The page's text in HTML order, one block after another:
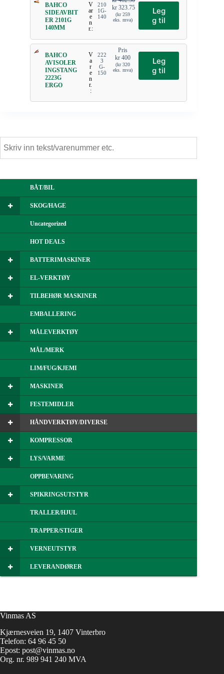
BAHCO
SIDEAVBIT
ER 2101G
140MM
V
ar
e
n
r.:
210
1G-
140
kr 323.75
(kr259
eks. mva)
Leg
g til
BAHCO
AVISOLER
INGSTANG
2223G
ERGO
V
a
r
e
n
r.
:
222
3
G-
150
Pris
kr 400
(kr320
eks. mva)
Leg
g til
BÅT/BIL
SKOG/HAGE
Uncategorized
HOT DEALS
BATTERIMASKINER
EL-VERKTØY
TILBEHØR MASKINER
EMBALLERING
MÅLEVERKTØY
MÅL/MERK
LIM/FUG/KJEMI
MASKINER
FESTEMIDLER
HÅNDVERKTØY/DIVERSE
KOMPRESSOR
LYS/VARME
OPPBEVARING
SPIKRINGSUTSTYR
TRALLER/HJUL
TRAPPER/STIGER
VERNEUTSTYR
LEVERANDØRER
Vinmas AS
Kjærnesveien 19, 1407 Vinterbro
Telefon: 64 96 45 50
Epost: post@vinmas.no
Org. nr. 989 941 240 MVA